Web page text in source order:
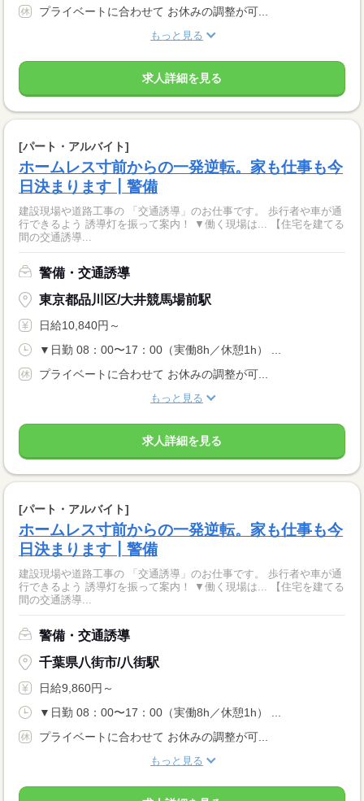
プライベートに合わせて お休みの調整が可...
もっと見る
求人詳細を見る
[パート・アルバイト]
ホームレス寸前からの一発逆転。家も仕事も今
日決まります┃警備
建設現場や道路工事の 「交通誘導」のお仕事です。 歩行者や車が通
行できるよう 誘導灯を振って案内！ ▼働く現場は... 【住宅を建てる
間の交通誘導...
警備・交通誘導
東京都品川区/大井競馬場前駅
日給10,840円～
▼日勤 08：00〜17：00（実働8h／休憩1h） ...
プライベートに合わせて お休みの調整が可...
もっと見る
求人詳細を見る
[パート・アルバイト]
ホームレス寸前からの一発逆転。家も仕事も今
日決まります┃警備
建設現場や道路工事の 「交通誘導」のお仕事です。 歩行者や車が通
行できるよう 誘導灯を振って案内！ ▼働く現場は... 【住宅を建てる
間の交通誘導...
警備・交通誘導
千葉県八街市/八街駅
日給9,860円～
▼日勤 08：00〜17：00（実働8h／休憩1h） ...
プライベートに合わせて お休みの調整が可...
もっと見る